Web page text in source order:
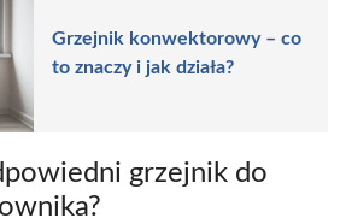
Grzejnik konwektorowy – co
to znaczy i jak działa?
grzejnik do